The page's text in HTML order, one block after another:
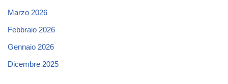
Marzo 2026
Febbraio 2026
Gennaio 2026
Dicembre 2025